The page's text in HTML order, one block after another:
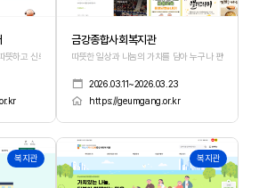
뜻하고 신뢰감 있는 돌봄 서비스 플랫폼
금강종합사회복지관
따뜻한 일상과 나눔의 가치를 담아 누구나 편안하게
2026.03.11~2026.03.23
https://geumgang.or.kr
복지관 504 복지관